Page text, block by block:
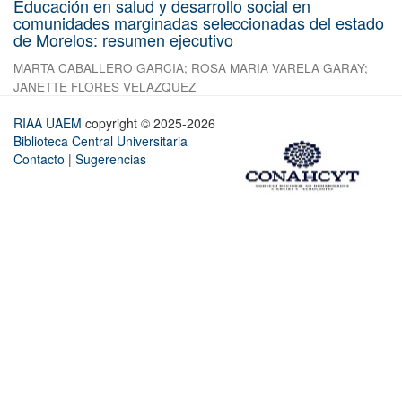
Educación en salud y desarrollo social en
comunidades marginadas seleccionadas del estado
de Morelos: resumen ejecutivo
MARTA CABALLERO GARCIA; ROSA MARIA VARELA GARAY;
JANETTE FLORES VELAZQUEZ
RIAA UAEM copyright © 2025-2026
Biblioteca Central Universitaria
Contacto | Sugerencias